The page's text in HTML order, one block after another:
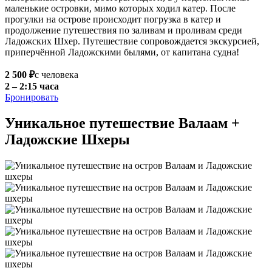
маленькие островки, мимо которых ходил катер. После
прогулки на острове происходит погрузка в катер и
продолжение путешествия по заливам и проливам среди
Ладожских Шхер. Путешествие сопровождается экскурсией,
приперчённой Ладожскими былями, от капитана судна!
2 500 ₽с человека
2 – 2:15 часа
Бронировать
Уникальное путешествие Валаам +
Ладожские Шхеры